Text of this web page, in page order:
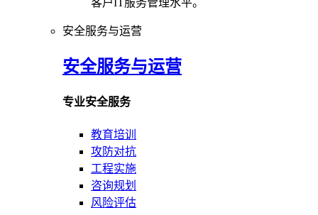
客户IT服务管理水平。
安全服务与运营
安全服务与运营
专业安全服务
教育培训
攻防对抗
工程实施
咨询规划
风险评估